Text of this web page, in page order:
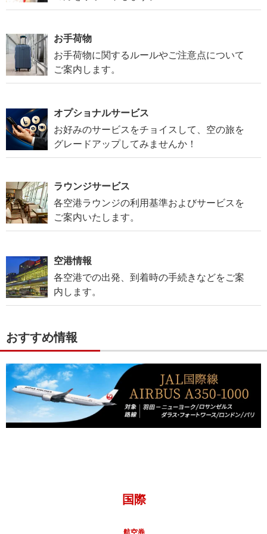
お手荷物
お手荷物に関するルールやご注意点について
ご案内します。
オプショナルサービス
お好みのサービスをチョイスして、空の旅を
グレードアップしてみませんか！
ラウンジサービス
各空港ラウンジの利用基準およびサービスを
ご案内いたします。
空港情報
各空港での出発、到着時の手続きなどをご案
内します。
おすすめ情報
国際